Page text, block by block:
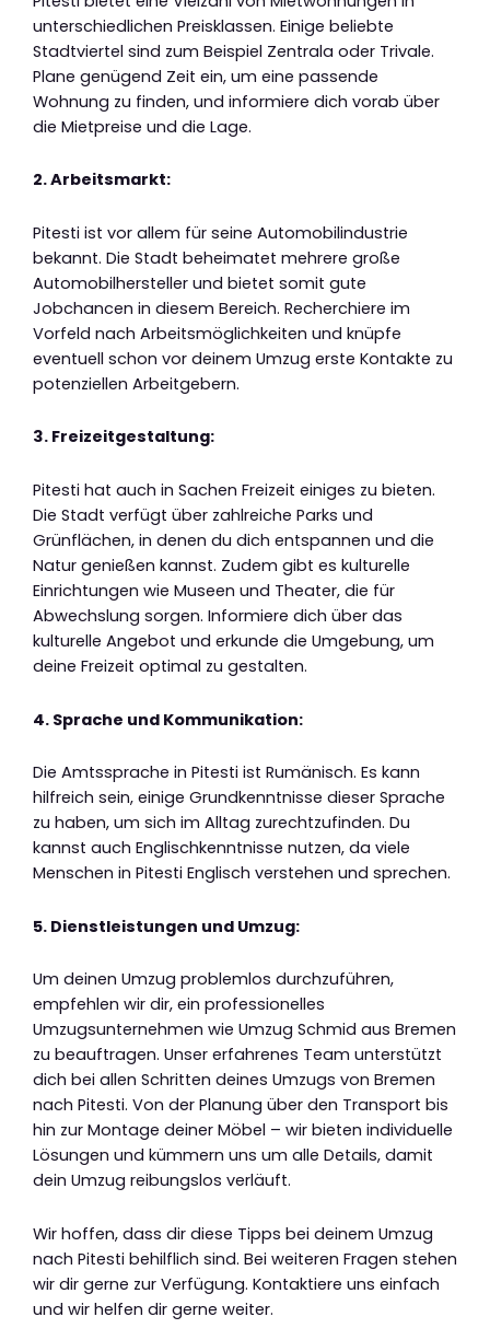
unterschiedlichen Preisklassen. Einige beliebte
Stadtviertel sind zum Beispiel Zentrala oder Trivale.
Plane genügend Zeit ein, um eine passende
Wohnung zu finden, und informiere dich vorab über
die Mietpreise und die Lage.
2. Arbeitsmarkt:
Pitesti ist vor allem für seine Automobilindustrie
bekannt. Die Stadt beheimatet mehrere große
Automobilhersteller und bietet somit gute
Jobchancen in diesem Bereich. Recherchiere im
Vorfeld nach Arbeitsmöglichkeiten und knüpfe
eventuell schon vor deinem Umzug erste Kontakte zu
potenziellen Arbeitgebern.
3. Freizeitgestaltung:
Pitesti hat auch in Sachen Freizeit einiges zu bieten.
Die Stadt verfügt über zahlreiche Parks und
Grünflächen, in denen du dich entspannen und die
Natur genießen kannst. Zudem gibt es kulturelle
Einrichtungen wie Museen und Theater, die für
Abwechslung sorgen. Informiere dich über das
kulturelle Angebot und erkunde die Umgebung, um
deine Freizeit optimal zu gestalten.
4. Sprache und Kommunikation:
Die Amtssprache in Pitesti ist Rumänisch. Es kann
hilfreich sein, einige Grundkenntnisse dieser Sprache
zu haben, um sich im Alltag zurechtzufinden. Du
kannst auch Englischkenntnisse nutzen, da viele
Menschen in Pitesti Englisch verstehen und sprechen.
5. Dienstleistungen und Umzug:
Um deinen Umzug problemlos durchzuführen,
empfehlen wir dir, ein professionelles
Umzugsunternehmen wie Umzug Schmid aus Bremen
zu beauftragen. Unser erfahrenes Team unterstützt
dich bei allen Schritten deines Umzugs von Bremen
nach Pitesti. Von der Planung über den Transport bis
hin zur Montage deiner Möbel – wir bieten individuelle
Lösungen und kümmern uns um alle Details, damit
dein Umzug reibungslos verläuft.
Wir hoffen, dass dir diese Tipps bei deinem Umzug
nach Pitesti behilflich sind. Bei weiteren Fragen stehen
wir dir gerne zur Verfügung. Kontaktiere uns einfach
und wir helfen dir gerne weiter.